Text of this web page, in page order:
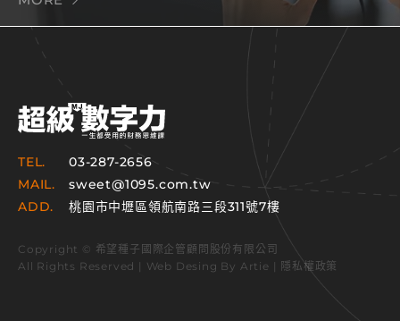
TEL.
03-287-2656
MAIL.
sweet@1095.com.tw
ADD.
桃園市中壢區領航南路三段311號7樓
Copyright © 希望種子國際企管顧問股份有限公司
All Rights Reserved | Web Desing By Artie | 隱私權政策